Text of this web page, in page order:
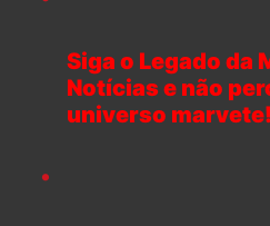
Siga o Legado da
Notícias e não
universo marvete!